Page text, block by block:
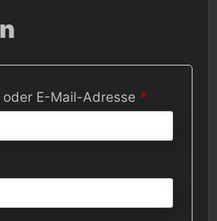
E-Mail-Adresse *